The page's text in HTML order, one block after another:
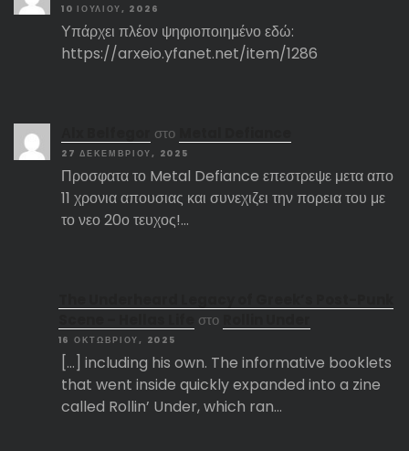
10 ΙΟΥΛΊΟΥ, 2026
Υπάρχει πλέον ψηφιοποιημένο εδώ:
https://arxeio.yfanet.net/item/1286
στο
27 ΔΕΚΕΜΒΡΊΟΥ, 2025
Προσφατα το Metal Defiance επεστρεψε μετα απο
11 χρονια απουσιας και συνεχιζει την πορεια του με
το νεο 20ο τευχος!…
στο
16 ΟΚΤΩΒΡΊΟΥ, 2025
[…] including his own. The informative booklets
that went inside quickly expanded into a zine
called Rollin’ Under, which ran…